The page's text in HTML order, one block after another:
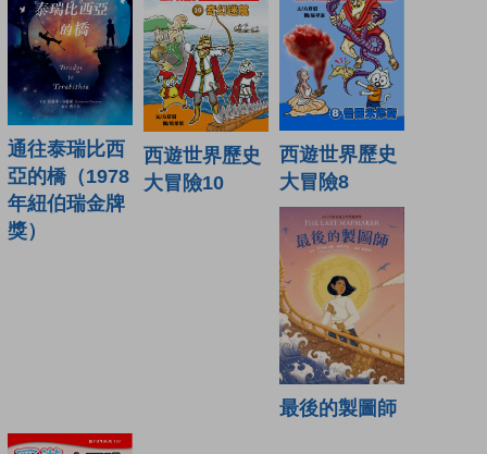
通往泰瑞比西
亞的橋（1978
年紐伯瑞金牌
獎）
西遊世界歷史
大冒險10
西遊世界歷史
大冒險8
最後的製圖師